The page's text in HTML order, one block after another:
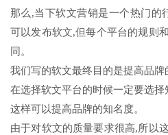
那么,当下软文营销是一个热门的
可以发布软文,但每个平台的规则
同。
我们写的软文最终目的是提高品牌
在选择软文平台的时候一定要选择
这样可以提高品牌的知名度。
由于对软文的质量要求很高,所以